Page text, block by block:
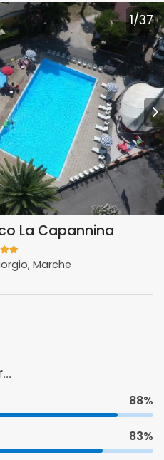
1/37
La Capannina
Marche
88%
83%